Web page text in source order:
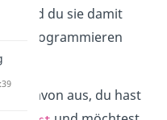
und du sie damit
programmieren
davon aus, du hast